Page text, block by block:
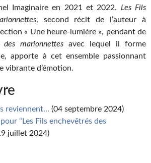
des bois
Imaginaire en 2021 et 2022. Les Fils
, second récit de l’auteur à
« Une heure-lumière », pendant de
marionnettes avec lequel il forme
apporte à cet ensemble passionnant
vibrante d’émotion.
reviennent… (04 septembre 2024)
“Les Fils enchevêtrés des
juillet 2024)